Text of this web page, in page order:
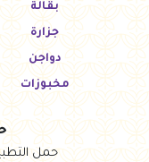
بقالة
جزارة
دواجن
مخبوزات
حمل